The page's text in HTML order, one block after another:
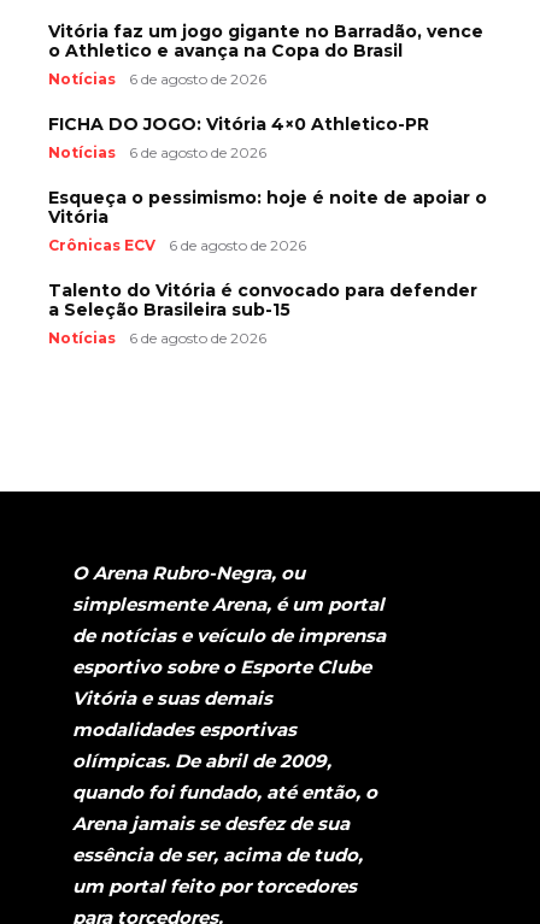
Vitória faz um jogo gigante no Barradão, vence
o Athletico e avança na Copa do Brasil
Notícias 6 de agosto de 2026
FICHA DO JOGO: Vitória 4×0 Athletico-PR
Notícias 6 de agosto de 2026
Esqueça o pessimismo: hoje é noite de apoiar o
Vitória
Crônicas ECV 6 de agosto de 2026
Talento do Vitória é convocado para defender
a Seleção Brasileira sub-15
Notícias 6 de agosto de 2026
O Arena Rubro-Negra, ou
simplesmente Arena, é um portal
de notícias e veículo de imprensa
esportivo sobre o Esporte Clube
Vitória e suas demais
modalidades esportivas
olímpicas. De abril de 2009,
quando foi fundado, até então, o
Arena jamais se desfez de sua
essência de ser, acima de tudo,
um portal feito por torcedores
para torcedores.